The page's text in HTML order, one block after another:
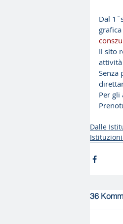
Dal 1
Il sito
attività
Senza
Per gli
Dalle
36